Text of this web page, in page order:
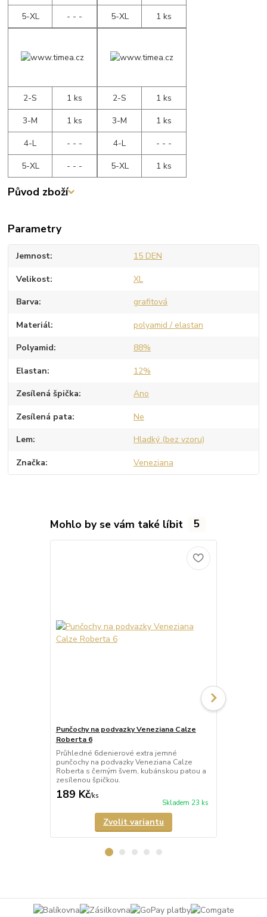
5-XL
- - -
5-XL
1 ks
2-S
1 ks
3-M
1 ks
4-L
- - -
5-XL
- - -
2-S
1 ks
3-M
1 ks
4-L
- - -
5-XL
1 ks
Původ zboží
Parametry
Jemnost 15 DEN
Velikost XL
Barva grafitová
Materiál polyamid / elastan
Polyamid 88%
Elastan 12%
Zesílená špička Ano
Zesílená pata Ne
Lem Hladký (bez vzoru)
Značka Veneziana
Mohlo by se vám také líbit 5
Punčochy na podvazky Veneziana Calze
Roberta 6
Průhledné 6denierové extra jemné
punčochy na podvazky Veneziana Calze
Roberta s černým švem, kubánskou patou a
zesílenou špičkou.
189 Kč/ks
Skladem 23 ks
Zvolit variantu